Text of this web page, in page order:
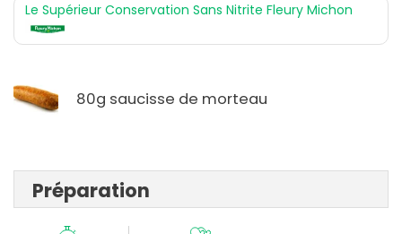
Le Supérieur Conservation Sans Nitrite Fleury Michon
80g saucisse de morteau
Préparation